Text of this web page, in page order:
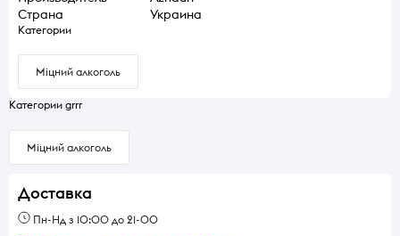
Страна
Украина
Категории
Міцний алкоголь
Категории grrr
Міцний алкоголь
Доставка
Пн-Нд з 10:00 до 21-00